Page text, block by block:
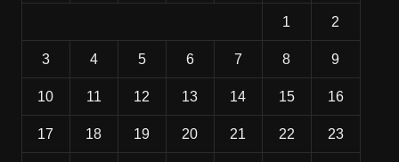
1 2
3 4 5 6 7 8 9
10 11 12 13 14 15 16
17 18 19 20 21 22 23